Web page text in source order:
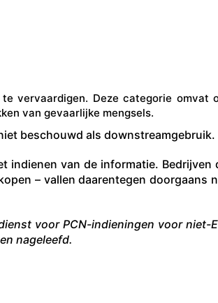
vervaardigen. Deze categorie omvat
van gevaarlijke mengsels.
beschouwd als downstreamgebruik.
indienen van de informatie. Bedrijven
– vallen daarentegen doorgaans
voor PCN-indieningen voor niet-
nageleefd.